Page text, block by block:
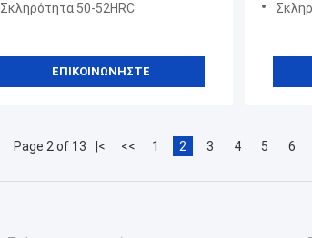
Σκληρότητα:50-52HRC
ΕΠΙΚΟΙΝΩΝΉΣΤΕ
Page 2 of 13 |< << 1 2 3 4 5 6